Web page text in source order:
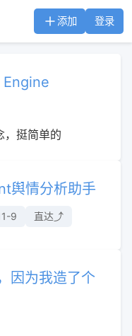
添加 登录
，挺简单的
舆情分析助手
9 直达⤴︎
因为我造了个